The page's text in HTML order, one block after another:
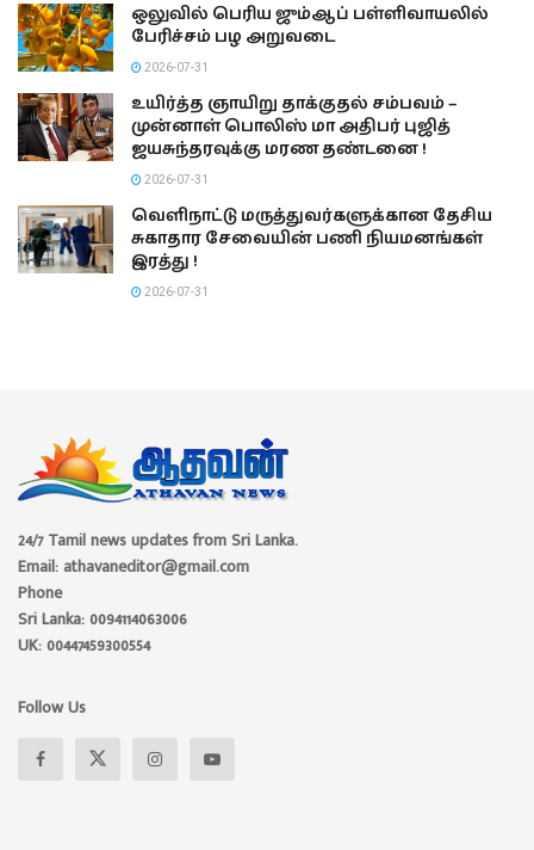
ஒலுவில் பெரிய ஜும்ஆப் பள்ளிவாயலில்
பேரிச்சம் பழ அறுவடை
2026-07-31
உயிர்த்த ஞாயிறு தாக்குதல் சம்பவம் –
முன்னாள் பொலிஸ் மா அதிபர் புஜித்
ஜயசுந்தரவுக்கு மரண தண்டனை !
2026-07-31
வெளிநாட்டு மருத்துவர்களுக்கான தேசிய
சுகாதார சேவையின் பணி நியமனங்கள்
இரத்து !
2026-07-31
24/7 Tamil news updates from Sri Lanka.
Email: athavaneditor@gmail.com
Phone
Sri Lanka: 0094114063006
UK: 00447459300554
Follow Us